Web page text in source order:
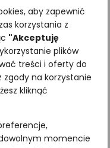
aby zapewnić
korzystania z
"Akceptuję
plików
treści i oferty do
zgody na korzystanie
kliknąć
momencie
z ostatnich 30
ILUSTRACJE,Owady